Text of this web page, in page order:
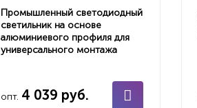
Промышленный светодиодный
светильник на основе
алюминиевого профиля для
универсального монтажа
опт. 4 039 руб.